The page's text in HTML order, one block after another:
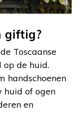
giftig?
Toscaanse
de huid.
handschoenen
huid of ogen
en